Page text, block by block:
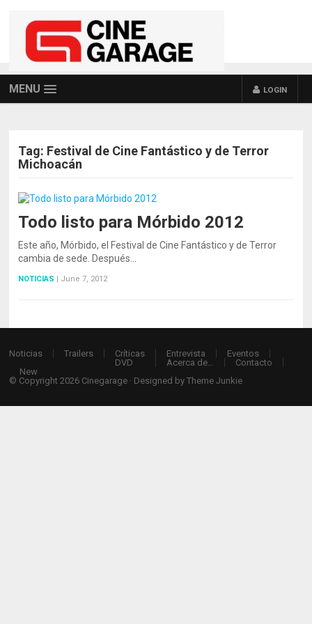
MENU LOGIN
Tag: Festival de Cine Fantástico y de Terror
Michoacán
Todo listo para Mórbido 2012
Este año, Mórbido, el Festival de Cine Fantástico y de Terror
cambia de sede. Después…
NOTICIAS | June 7, 2012
Noticias Trailers
Críticas
DVD
Entrevista
Eventos
Acerca de…
Contacto
New
© Copyright 2026 Cinegarage · Designed byTheme Junkie